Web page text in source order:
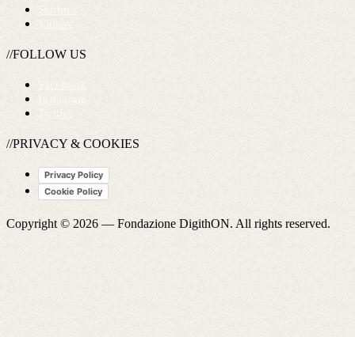
//FOLLOW US
//PRIVACY & COOKIES
Privacy Policy
Cookie Policy
Copyright © 2026 —Fondazione DigithON. All rights reserved.